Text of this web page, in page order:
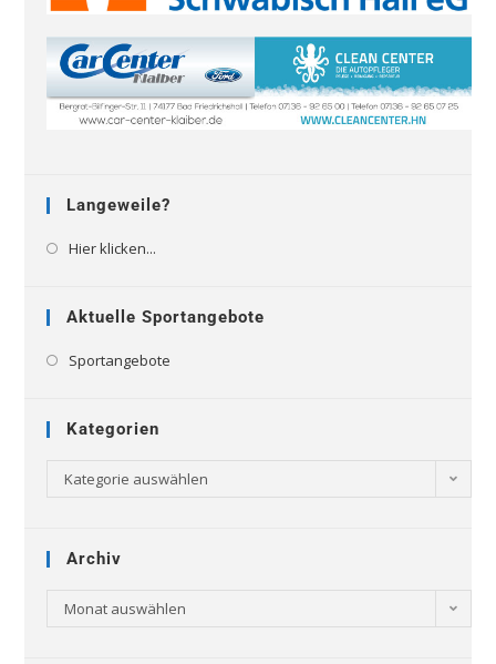
Langeweile?
Hier klicken...
Aktuelle Sportangebote
Sportangebote
Kategorien
Kategorie auswählen
Archiv
Monat auswählen